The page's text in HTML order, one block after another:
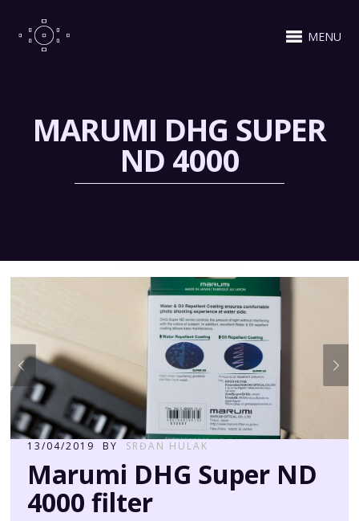
MENU
MARUMI DHG SUPER
ND 4000
13/04/2019 BY SRĐAN HULAK
Marumi DHG Super ND
4000 filter